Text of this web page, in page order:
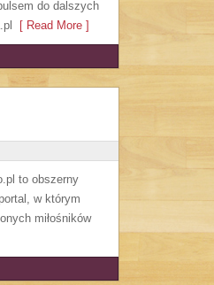
do dalszych
[ Read More ]
to obszerny
w którym
miłośników